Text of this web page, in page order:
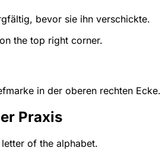
bevor sie ihn verschickte.
the top right corner.
in der oberen rechten Ecke.
Praxis
of the alphabet.